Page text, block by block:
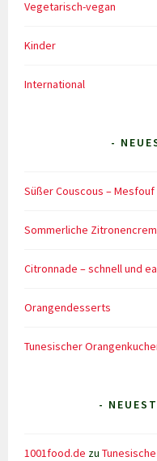
Vegetarisch-vegan
Kinder
International
-
Süßer Couscous – Mesfouf
Sommerliche
Citronnade – schnell und
Orangendesserts
Tunesischer
-
1001food.de zu